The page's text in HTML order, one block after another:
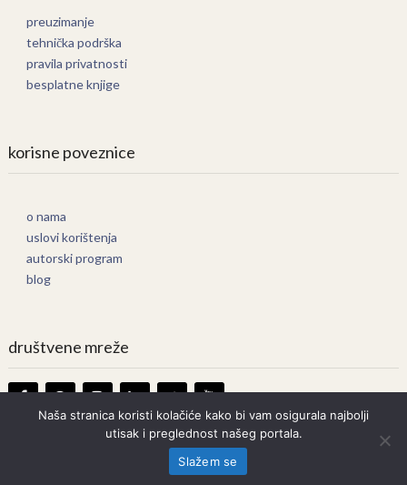
preuzimanje
tehnička podrška
pravila privatnosti
besplatne knjige
korisne poveznice
o nama
uslovi korištenja
autorski program
blog
društvene mreže
Knjige OnlineCopyright © 2026.
Prava zadržana. Bilo kakvo kopiranje strogo zabranjeno.
Naša stranica koristi kolačiće kako bi vam osigurala najbolji
utisak i preglednost našeg portala.
Slažem se